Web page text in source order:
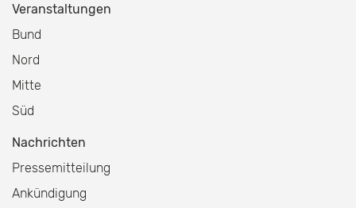
Veranstaltungen
Bund
Nord
Mitte
Süd
Nachrichten
Pressemitteilung
Ankündigung